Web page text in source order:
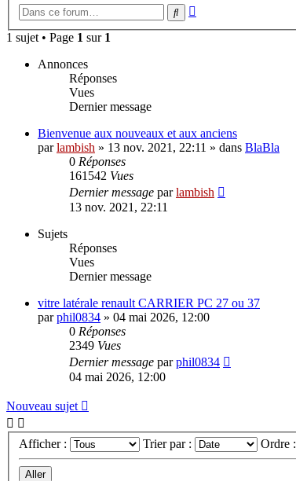
Rechercher
1 sujet • Page 1 sur 1
Annonces
Réponses
Vues
Dernier message
Bienvenue aux nouveaux et aux anciens
parlambish » 13 nov. 2021, 22:11 » dans BlaBla
0 Réponses
161542 Vues
Dernier message parlambish
13 nov. 2021, 22:11
Sujets
Réponses
Vues
Dernier message
vitre latérale renault CARRIER PC 27 ou 37
parphil0834 » 04 mai 2026, 12:00
0 Réponses
2349 Vues
Dernier message parphil0834
04 mai 2026, 12:00
Nouveau sujet
Afficher : Trier par : Ordre :